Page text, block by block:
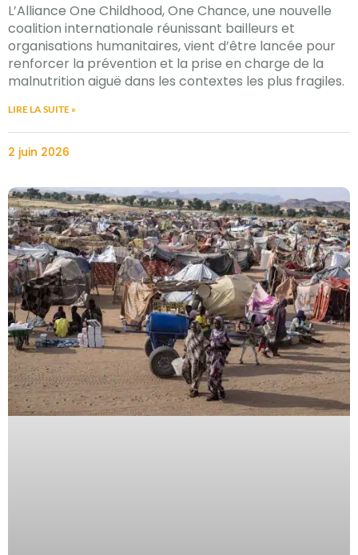
L’Alliance One Childhood, One Chance, une nouvelle
coalition internationale réunissant bailleurs et
organisations humanitaires, vient d’être lancée pour
renforcer la prévention et la prise en charge de la
malnutrition aiguë dans les contextes les plus fragiles.
LIRE LA SUITE »
2 juin 2026